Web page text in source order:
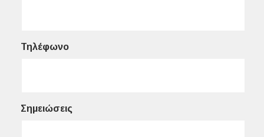
Τηλέφωνο
Σημειώσεις